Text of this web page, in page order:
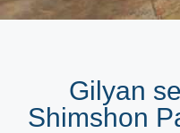
Gilyan
Shimshon